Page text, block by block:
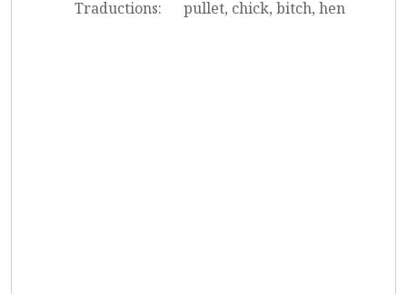
Traductions:
pullet, chick, bitch, hen